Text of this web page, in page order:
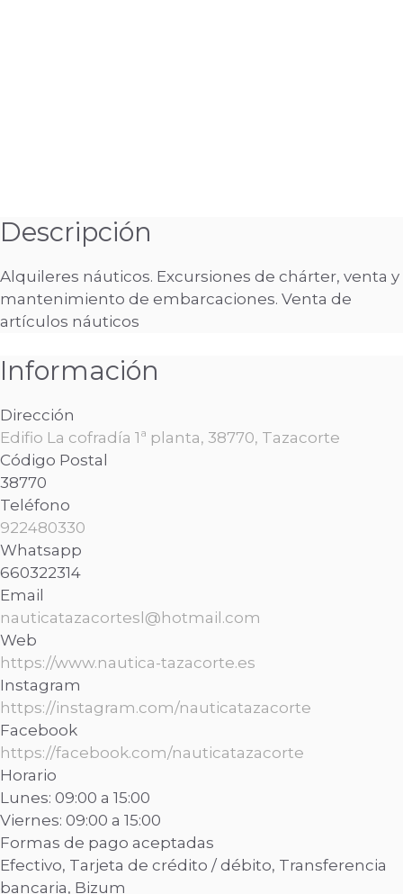
Descripción
Alquileres náuticos. Excursiones de chárter, venta y
mantenimiento de embarcaciones. Venta de
artículos náuticos
Información
Dirección
Edifio La cofradía 1ª planta, 38770, Tazacorte
Código Postal
38770
Teléfono
922480330
Whatsapp
660322314
Email
nauticatazacortesl@hotmail.com
Web
https://www.nautica-tazacorte.es
Instagram
https://instagram.com/nauticatazacorte
Facebook
https://facebook.com/nauticatazacorte
Horario
Lunes: 09:00 a 15:00
Viernes: 09:00 a 15:00
Formas de pago aceptadas
Efectivo, Tarjeta de crédito / débito, Transferencia
bancaria, Bizum